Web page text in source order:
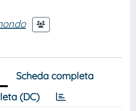
Scheda completa
(DC)